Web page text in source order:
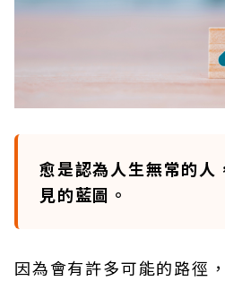
愈是認為人生無常的人
見的藍圖。
因為會有許多可能的路徑